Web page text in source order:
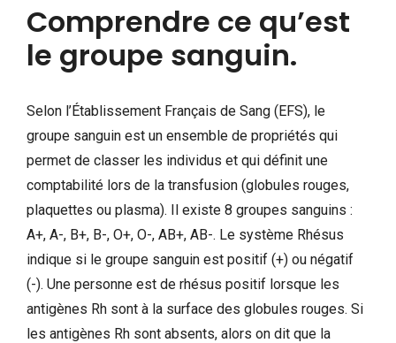
Comprendre ce qu’est
le groupe sanguin.
Selon l’Établissement Français de Sang (EFS), le
groupe sanguin est un ensemble de propriétés qui
permet de classer les individus et qui définit une
comptabilité lors de la transfusion (globules rouges,
plaquettes ou plasma). Il existe 8 groupes sanguins :
A+, A-, B+, B-, O+, O-, AB+, AB-. Le système Rhésus
indique si le groupe sanguin est positif (+) ou négatif
(-). Une personne est de rhésus positif lorsque les
antigènes Rh sont à la surface des globules rouges. Si
les antigènes Rh sont absents, alors on dit que la